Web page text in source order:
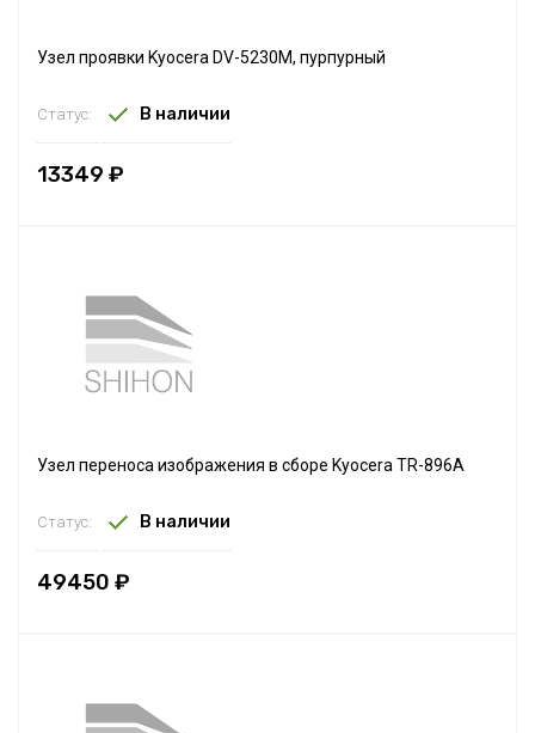
Узел проявки Kyocera DV-5230M, пурпурный
Статус: В наличии
13349 ₽
Узел переноса изображения в сборе Kyocera TR-896A
Статус: В наличии
49450 ₽